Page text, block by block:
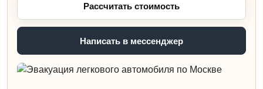
Рассчитать стоимость
Написать в мессенджер